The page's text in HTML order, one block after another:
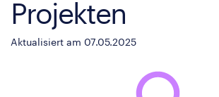
Projekten
Aktualisiert am 07.05.2025